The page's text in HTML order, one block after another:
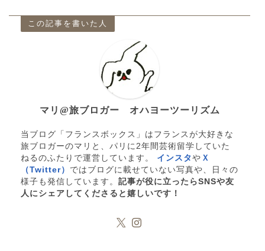
この記事を書いた人
マリ@旅ブロガー オハヨーツーリズム
当ブログ「フランスボックス」はフランスが大好きな
旅ブロガーのマリと、パリに2年間芸術留学していた
ねるのふたりで運営しています。 インスタ や Ｘ
（Twitter） ではブログに載せていない写真や、日々の
様子も発信しています。 記事が役に立ったらSNSや友
人にシェアしてくださると嬉しいです！